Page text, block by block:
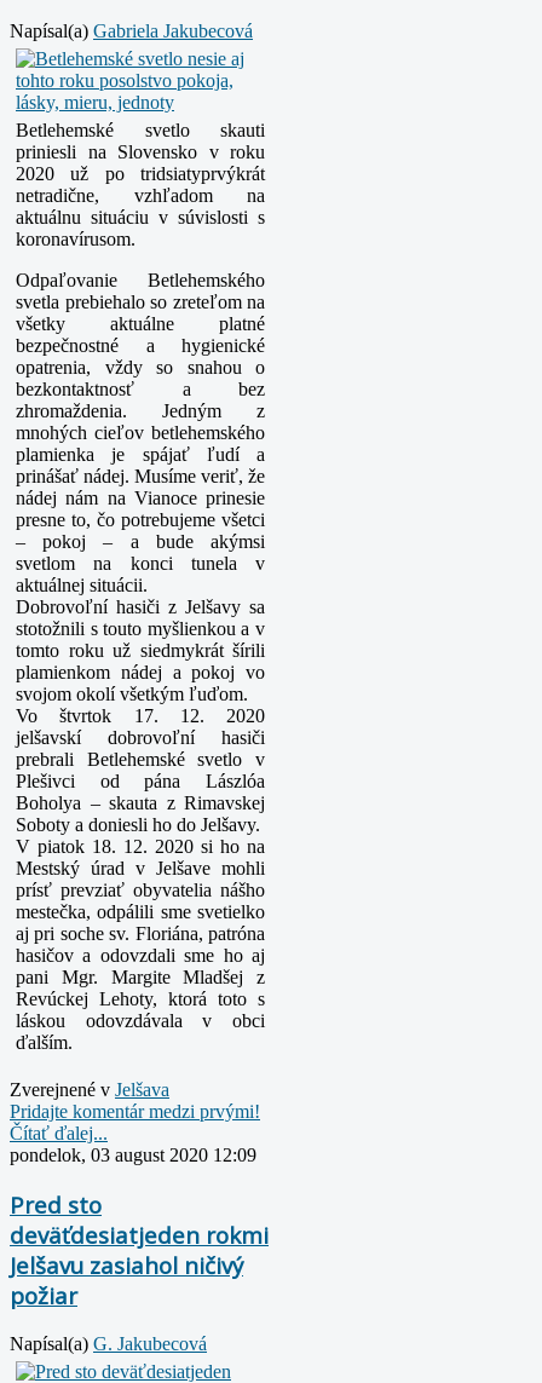
Napísal(a) Gabriela Jakubecová
Betlehemské svetlo skauti
priniesli na Slovensko v roku
2020 už po tridsiatyprvýkrát
netradične, vzhľadom na
aktuálnu situáciu v súvislosti s
koronavírusom.
Odpaľovanie Betlehemského
svetla prebiehalo so zreteľom na
všetky aktuálne platné
bezpečnostné a hygienické
opatrenia, vždy so snahou o
bezkontaktnosť a bez
zhromaždenia. Jedným z
mnohých cieľov betlehemského
plamienka je spájať ľudí a
prinášať nádej. Musíme veriť, že
nádej nám na Vianoce prinesie
presne to, čo potrebujeme všetci
– pokoj – a bude akýmsi
svetlom na konci tunela v
aktuálnej situácii.
Dobrovoľní hasiči z Jelšavy sa
stotožnili s touto myšlienkou a v
tomto roku už siedmykrát šírili
plamienkom nádej a pokoj vo
svojom okolí všetkým ľuďom.
Vo štvrtok 17. 12. 2020
jelšavskí dobrovoľní hasiči
prebrali Betlehemské svetlo v
Plešivci od pána Lászlóa
Boholya – skauta z Rimavskej
Soboty a doniesli ho do Jelšavy.
V piatok 18. 12. 2020 si ho na
Mestský úrad v Jelšave mohli
prísť prevziať obyvatelia nášho
mestečka, odpálili sme svetielko
aj pri soche sv. Floriána, patróna
hasičov a odovzdali sme ho aj
pani Mgr. Margite Mladšej z
Revúckej Lehoty, ktorá toto s
láskou odovzdávala v obci
ďalším.
Zverejnené v Jelšava
Pridajte komentár medzi prvými!
Čítať ďalej...
pondelok, 03 august 2020 12:09
Pred sto
deväťdesiatjeden rokmi
Jelšavu zasiahol ničivý
požiar
Napísal(a) G. Jakubecová